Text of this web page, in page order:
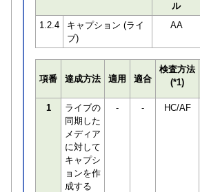
ル
1.2.4
キャプション (ライ
ブ)
AA
項番 達成方法 適用 適合
検査方法
(*1)
1
ライブの
同期した
メディア
に対して
キャプシ
ョンを作
成する
- - HC/AF